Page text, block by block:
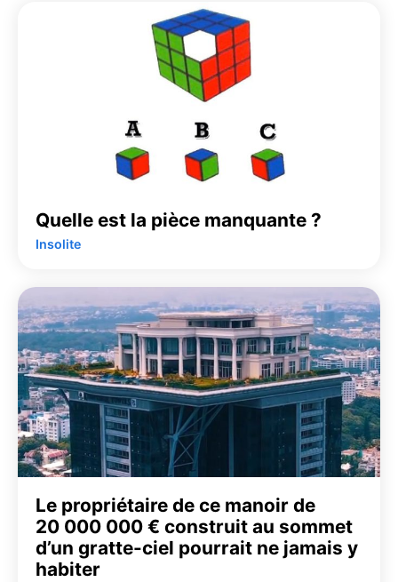
Quelle est la pièce manquante ?
Insolite
Le propriétaire de ce manoir de
20 000 000 € construit au sommet
d’un gratte-ciel pourrait ne jamais y
habiter